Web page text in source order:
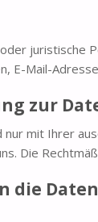
juristische
E-Mail-
zur
mit Ihrer
Die
die